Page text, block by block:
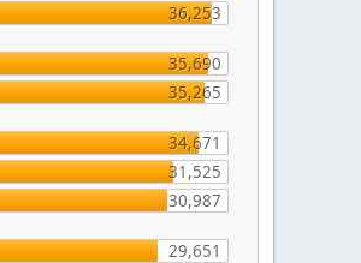
36,253
35,690
35,265
34,671
31,525
30,987
29,651